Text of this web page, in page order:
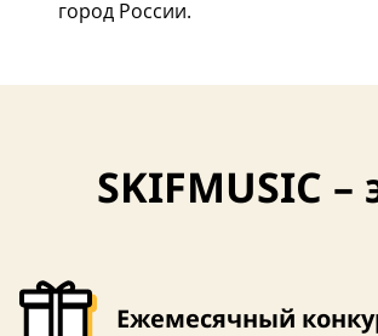
город России.
SKIFMUSIC –
Ежемесячный